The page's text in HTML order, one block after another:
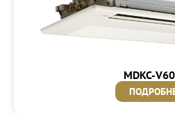
MDKC-